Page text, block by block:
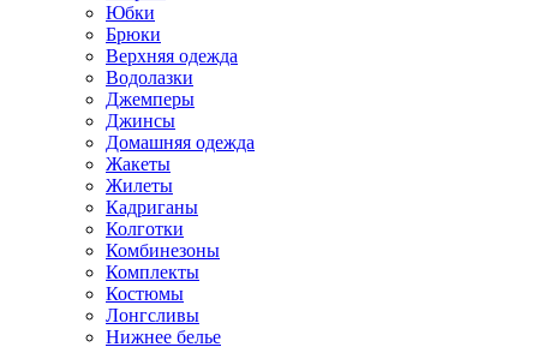
Юбки
Брюки
Верхняя одежда
Водолазки
Джемперы
Джинсы
Домашняя одежда
Жакеты
Жилеты
Кадриганы
Колготки
Комбинезоны
Комплекты
Костюмы
Лонгсливы
Нижнее белье